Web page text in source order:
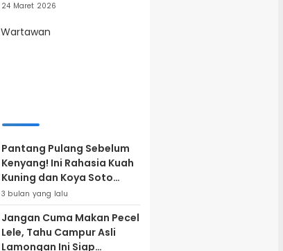
24 Maret 2026
Pantang Pulang Sebelum
Kenyang! Ini Rahasia Kuah
Kuning dan Koya Soto
Lamongan yang Bikin
Ketagihan Total
3 bulan yang lalu
Jangan Cuma Makan Pecel
Lele, Tahu Campur Asli
Lamongan Ini Siap